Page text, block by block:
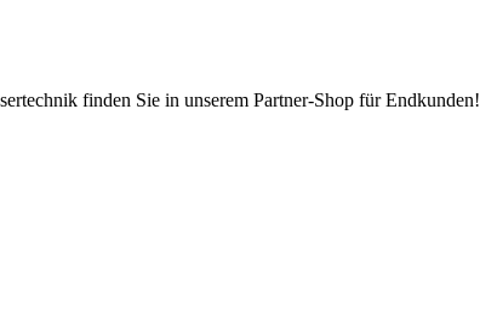
finden Sie in unserem Partner-Shop für Endkunden!